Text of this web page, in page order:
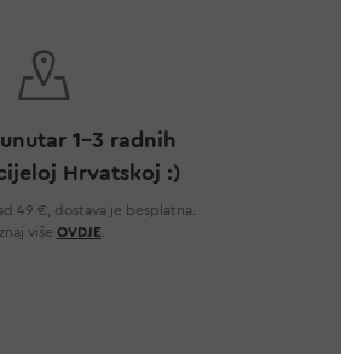
unutar 1-3 radnih
Hrvatskoj :)
49 €, dostava je besplatna.
više OVDJE